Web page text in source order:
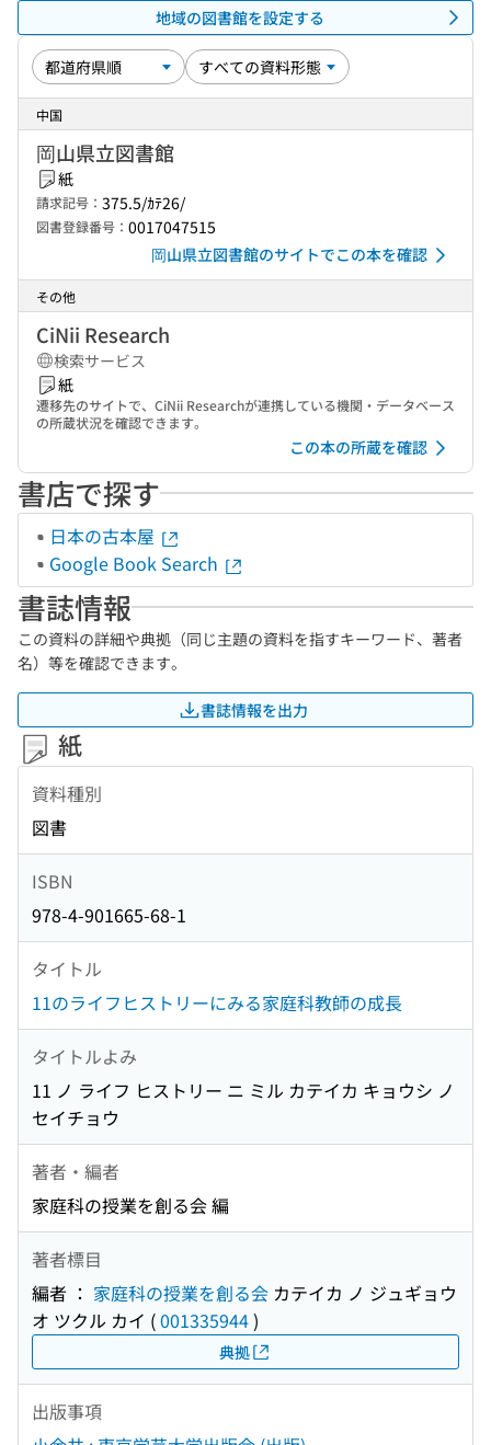
地域の図書館を設定する
中国
岡山県立図書館
紙
請求記号： 375.5/ｶﾃ26/
図書登録番号： 0017047515
岡山県立図書館のサイトでこの本を確認
その他
CiNii Research
検索サービス
紙
遷移先のサイトで、CiNii Researchが連携している機関・データベース
の所蔵状況を確認できます。
この本の所蔵を確認
書店で探す
日本の古本屋
Google Book Search
書誌情報
この資料の詳細や典拠（同じ主題の資料を指すキーワード、著者
名）等を確認できます。
書誌情報を出力
紙
資料種別
図書
ISBN
978-4-901665-68-1
タイトル
11のライフヒストリーにみる家庭科教師の成長
タイトルよみ
11 ノ ライフ ヒストリー ニ ミル カテイカ キョウシ ノ
セイチョウ
著者・編者
家庭科の授業を創る会 編
著者標目
編者 ： 家庭科の授業を創る会 カテイカ ノ ジュギョウ
オ ツクル カイ (001335944)
典拠
出版事項